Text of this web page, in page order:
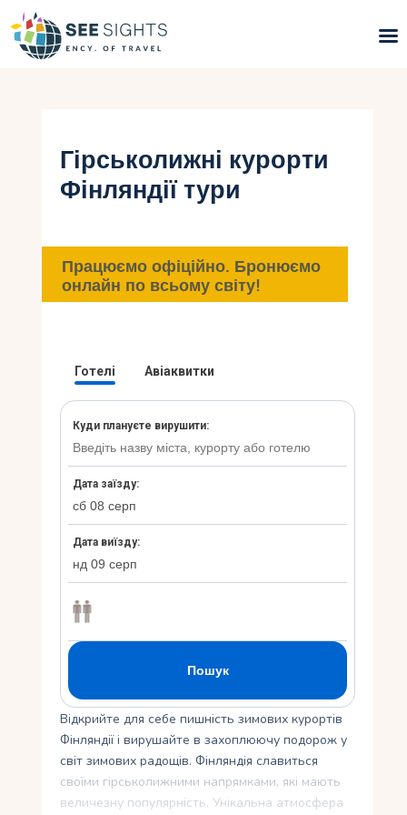
Гарячі тури
Типи Турів
Інфо
Контакти
Гірськолижні курорти
Фінляндії тури
Працюємо офіційно. Бронюємо
онлайн по всьому світу!
Відкрийте для себе пишність зимових курортів
Фінляндії і вирушайте в захоплюючу подорож у
світ зимових радощів. Фінляндія славиться
своїми гірськолижними напрямками, які мають
величезну популярність. Унікальна атмосфера